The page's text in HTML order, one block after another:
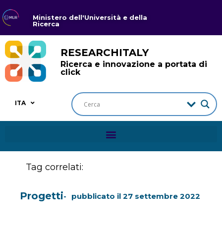
Ministero dell'Università e della
Ricerca
RESEARCHITALY
Ricerca e innovazione a portata di
click
ITA
Tag correlati:
Progetti pubblicato il 27 settembre 2022